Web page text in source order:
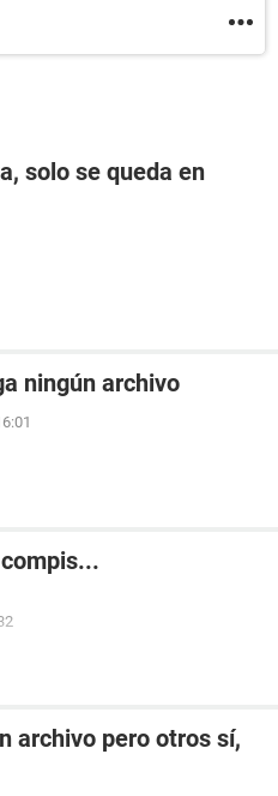
solo se queda en
ningún archivo
archivo pero otros sí,